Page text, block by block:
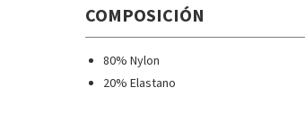
COMPOSICIÓN
80% Nylon
20% Elastano